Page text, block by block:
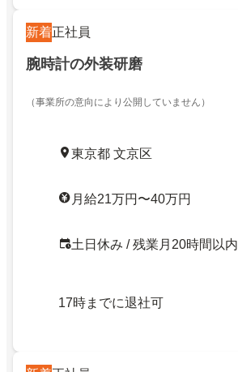
新着正社員
腕時計の外装研磨
（事業所の意向により公開していません）
東京都 文京区
月給21万円〜40万円
土日休み / 残業月20時間以内
17時までに退社可